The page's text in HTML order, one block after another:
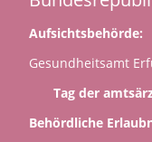
Aufsichtsbehörde:
Gesundheitsamt
Tag der
Behördliche